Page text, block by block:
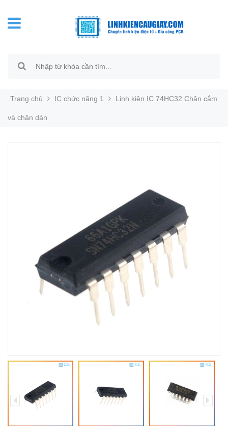
Trang chủ IC chức năng 1 Linh kiện IC 74HC32 Chân cắm
và chân dán